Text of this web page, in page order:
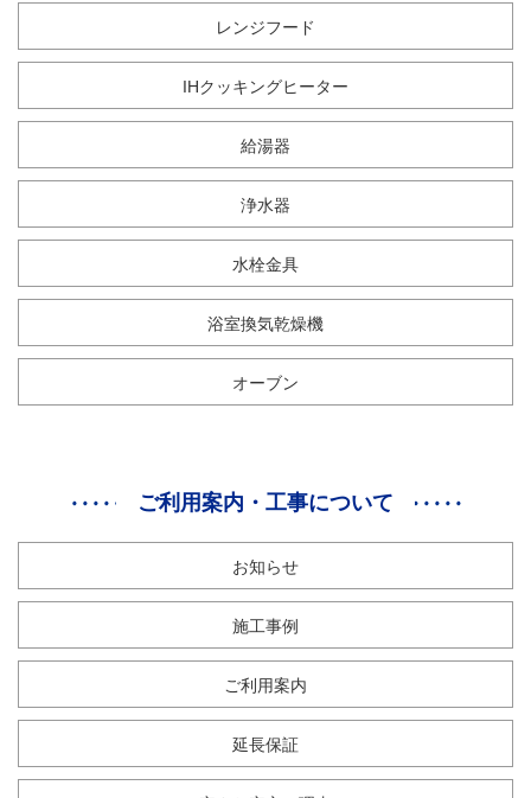
レンジフード
IHクッキングヒーター
給湯器
浄水器
水栓金具
浴室換気乾燥機
オーブン
ご利用案内・工事について
お知らせ
施工事例
ご利用案内
延長保証